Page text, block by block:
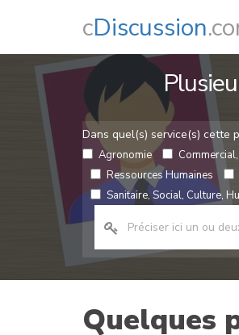
cDiscussion
Dans quel(s) service(s) cette
Agronomie
Ressources Humaines
Sanitaire, Social, Culture,
Quelques